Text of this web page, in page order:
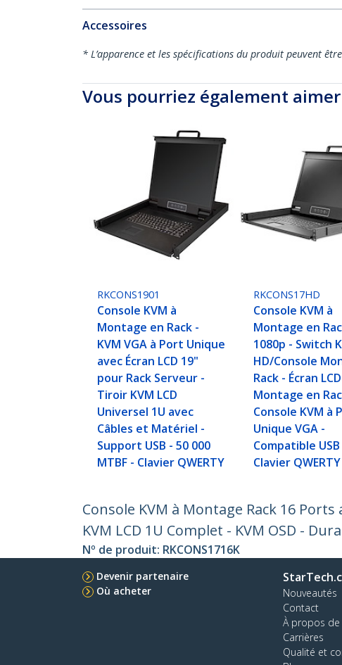
Accessoires
* L’apparence et les spécifications du produit peuvent
Vous pourriez également aimer
RKCONS1901
Console KVM à
Montage en Rack -
KVM VGA à Port Unique
avec Écran LCD 19"
pour Rack Serveur -
Tiroir KVM LCD
Universel 1U avec
Câbles et Matériel -
Support USB - 50 000
MTBF - Clavier QWERTY
RKCONS17HD
Console KVM à
Montage en
1080p - Switch
HD/Console
Rack - Écran
Montage en
Console KVM à
Unique VGA -
Compatible USB
Clavier QWERTY
Console KVM à Montage Rack 16
KVM LCD 1U Complet - KVM OSD -
Nº de produit: RKCONS1716K
Devenir partenaire
Où acheter
Nouveautés
Contact
À propos de
Carrières
Qualité et